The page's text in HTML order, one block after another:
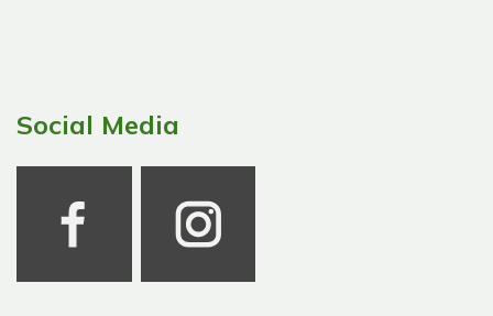
Social Media